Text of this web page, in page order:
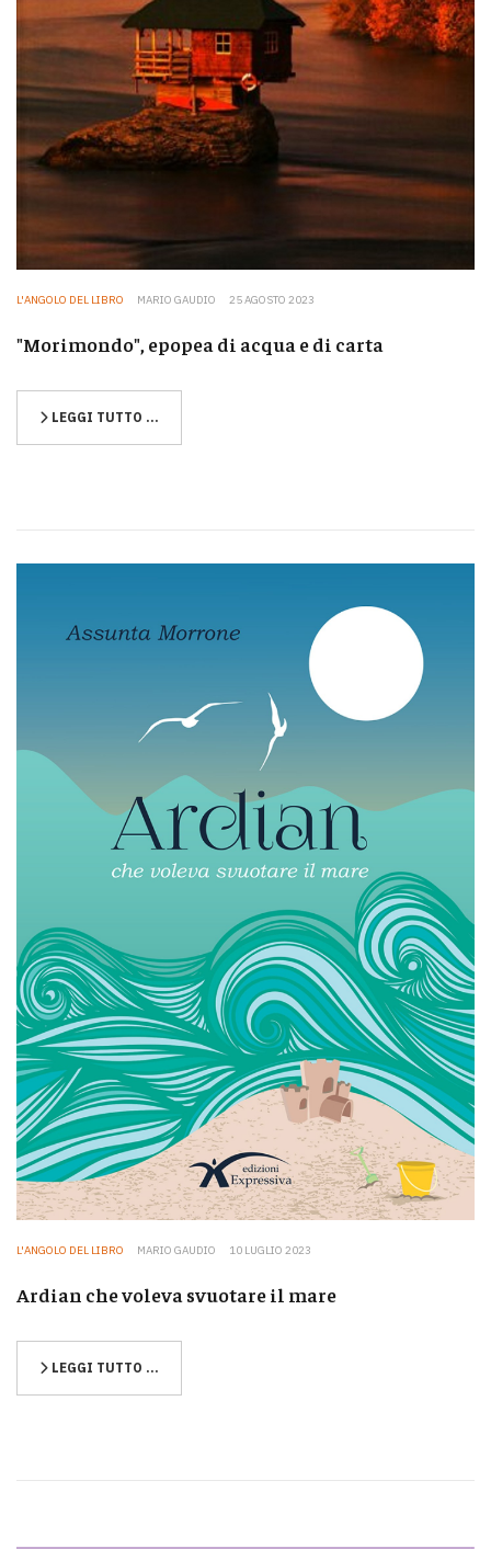
L'ANGOLO DEL LIBRO MARIO GAUDIO 25 AGOSTO 2023
"Morimondo", epopea di acqua e di carta
LEGGI TUTTO …
L'ANGOLO DEL LIBRO MARIO GAUDIO 10 LUGLIO 2023
Ardian che voleva svuotare il mare
LEGGI TUTTO …